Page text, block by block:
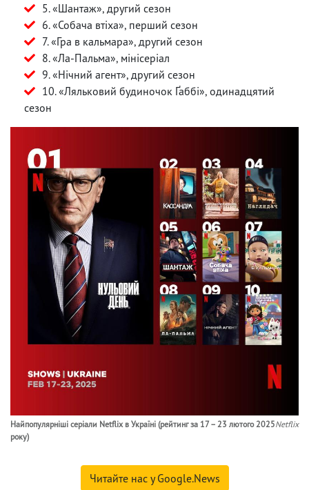
5. «Шантаж», другий сезон
6. «Собача втіха», перший сезон
7. «Гра в кальмара», другий сезон
8. «Ла-Пальма», мінісеріал
9. «Нічний агент», другий сезон
10. «Ляльковий будиночок Ґаббі», одинадцятий
сезон
Найпопулярніші серіали Netflix в Україні (рейтинг за 17 – 23 лютого 2025
року)
Netflix
Читайте нас у Google.News